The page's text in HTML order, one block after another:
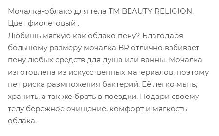
Мочалка-облако для тела ТМ BEAUTY RELIGION.
Цвет фиолетовый .
Любишь мягкую как облако пену? Благодаря
большому размеру мочалка BR отлично взбивает
пену любых средств для душа или ванны. Мочалка
изготовлена из искусственных материалов, поэтому
нет риска размножения бактерий. Её легко мыть,
хранить, а так же брать в поездки. Подари своему
телу бережное очищение, комфорт и мягкость
облака.